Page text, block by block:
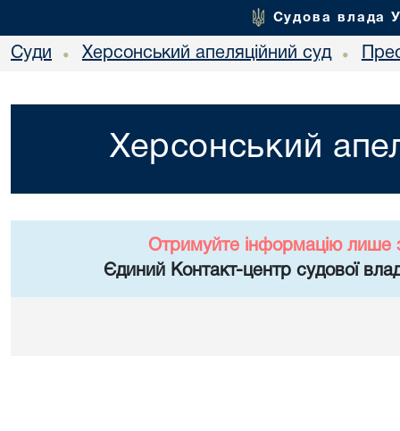
Судова влада
Суди • Херсонський апеляційний суд •
Херсонський
Отримуйте інформацію лише
Єдиний Контакт-центр судової